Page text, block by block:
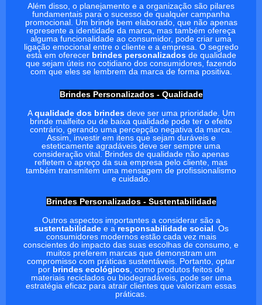
Além disso, o planejamento e a organização são pilares
fundamentais para o sucesso de qualquer campanha
promocional. Um brinde bem elaborado, que não apenas
represente a identidade da marca, mas também ofereça
alguma funcionalidade ao consumidor, pode criar uma
ligação emocional entre o cliente e a empresa. O segredo
está em oferecer brindes personalizadosde qualidade
que sejam úteis no cotidiano dos consumidores, fazendo
com que eles se lembrem da marca de forma positiva.
Brindes Personalizados - Qualidade
Aqualidade dos brindesdeve ser uma prioridade. Um
brinde malfeito ou de baixa qualidade pode ter o efeito
contrário, gerando uma percepção negativa da marca.
Assim, investir em itens que sejam duráveis e
esteticamente agradáveis deve ser sempre uma
consideração vital. Brindes de qualidade não apenas
refletem o apreço da sua empresa pelo cliente, mas
também transmitem uma mensagem de profissionalismo
e cuidado.
Brindes Personalizados - Sustentabilidade
Outros aspectos importantes a considerar são a
sustentabilidadee a responsabilidade social . Os
consumidores modernos estão cada vez mais
conscientes do impacto das suas escolhas de consumo, e
muitos preferem marcas que demonstram um
compromisso com práticas sustentáveis. Portanto, optar
por brindes ecológicos , como produtos feitos de
materiais reciclados ou biodegradáveis, pode ser uma
estratégia eficaz para atrair clientes que valorizam essas
práticas.